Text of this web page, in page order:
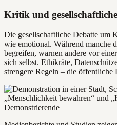
Kritik und
Die gesellschaftliche Debatte um
wie emotional. Während manche
begreifen, warnen andere vor
sich selbst. Ethikräte,
strengere Regeln – die